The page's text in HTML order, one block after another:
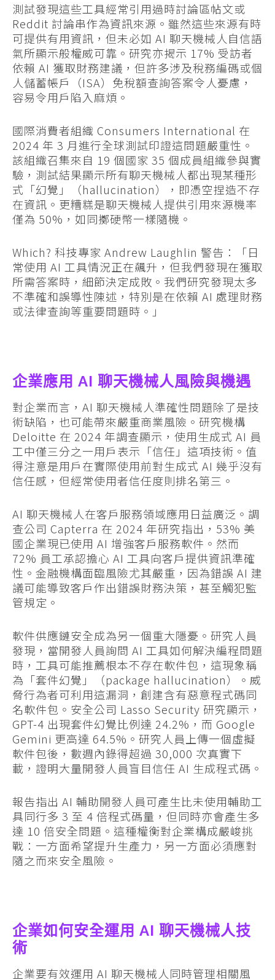
測試發現這些工具經常引用過時討論區帖文或
Reddit 討論串作為資訊來源。雖然這些來源有時
可提供有用資訊，但未必如 AI 聊天機械人自信語
氣所顯示般權威可靠。研究亦揭示 17% 受訪者
依賴 AI 獲取財務建議，但許多涉及稅務編碼或個
人儲蓄帳戶（ISA）免稅額查詢答案令人憂慮，
容易令用戶陷入麻煩。
國際消費者組織 Consumers International 在
2024 年 3 月進行全球測試印證這問題嚴重性。
該組織召集來自 19 個國家 35 個成員組織參與實
驗，測試結果顯示所有聊天機械人都出現某種形
式「幻覺」（hallucination），即憑空捏造不存
在資訊。更糟糕是聊天機械人提供引用來源機率
僅為 50%，如同擲硬幣一樣隨機。
Which? 科技專家 Andrew Laughlin 警告：「日
常使用 AI 工具情況正在飆升，但我們發現在獲取
所需答案時，細節決定成敗。我們研究發現太多
不準確和誤導性陳述，特別是在依賴 AI 處理財務
或法律查詢等重要問題時。」
企業應用 AI 聊天機械人風險與機遇
對企業而言，AI 聊天機械人準確性問題除了是技
術缺陷，也可能帶來嚴重商業風險。研究機構
Deloitte 在 2024 年調查顯示，使用生成式 AI 員
工中僅三分之一用戶表示「信任」這項技術。值
得注意是用戶在實際使用前對生成式 AI 幾乎沒有
信任感，但經常使用者信任度則排名第三。
AI 聊天機械人在客戶服務領域應用日益廣泛。調
查公司 Capterra 在 2024 年研究指出，53% 美
國企業現已使用 AI 增強客戶服務軟件。然而
72% 員工承認擔心 AI 工具向客戶提供資訊準確
性。金融機構面臨風險尤其嚴重，因為錯誤 AI 建
議可能導致客戶作出錯誤財務決策，甚至觸犯監
管規定。
軟件供應鏈安全成為另一個重大隱憂。研究人員
發現，當開發人員詢問 AI 工具如何解決編程問題
時，工具可能推薦根本不存在軟件包，這現象稱
為「套件幻覺」（package hallucination）。威
脅行為者可利用這漏洞，創建含有惡意程式碼同
名軟件包。安全公司 Lasso Security 研究顯示，
GPT-4 出現套件幻覺比例達 24.2%，而 Google
Gemini 更高達 64.5%。研究人員上傳一個虛擬
軟件包後，數週內錄得超過 30,000 次真實下
載，證明大量開發人員盲目信任 AI 生成程式碼。
報告指出 AI 輔助開發人員可產生比未使用輔助工
具同行多 3 至 4 倍程式碼量，但同時亦會產生多
達 10 倍安全問題。這種權衡對企業構成嚴峻挑
戰：一方面希望提升生產力，另一方面必須應對
隨之而來安全風險。
企業如何安全運用 AI 聊天機械人技
術
企業要有效運用 AI 聊天機械人同時管理相關風